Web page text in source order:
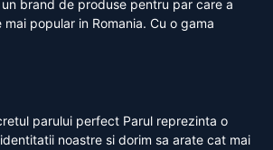
brand de produse pentru par care a
popular in Romania. Cu o gama
parului perfect Parul reprezinta o
noastre si dorim sa arate cat mai